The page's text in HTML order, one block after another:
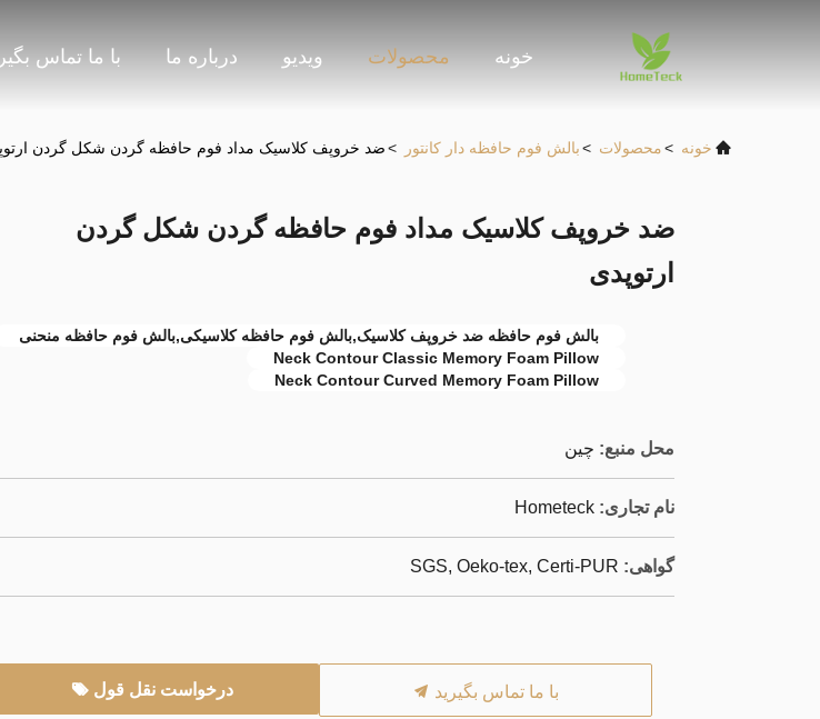
خونه محصولات ویدیو درباره ما با ما تماس
خونه >محصولات >بالش فوم حافظه دار کانتور >ضد خروپف کلاسیک مداد فوم حافظه گردن شکل گردن
ضد خروپف کلاسیک مداد فوم حافظه گردن شکل گردن
ارتوپدی
بالش فوم حافظه ضد خروپف کلاسیک,بالش فوم حافظه کلاسیکی,بالش فوم حافظه منحنی
Neck Contour Classic Memory Foam Pillow
Neck Contour Curved Memory Foam Pillow
محل منبع: چین
نام تجاری: Hometeck
گواهی: SGS, Oeko-tex, Certi-PUR
با ما تماس بگیرید درخواست نقل قول